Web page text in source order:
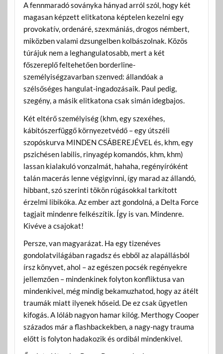
A fennmaradó soványka hányad arról szól, hogy két
magasan képzett elitkatona képtelen kezelni egy
provokatív, ordenáré, szexmániás, drogos némbert,
miközben valami dzsungelben kolbászolnak. Közös
túrájuk nem a leghangulatosabb, mert a két
főszereplő feltehetően borderline-
személyiségzavarban szenved: állandóak a
szélsőséges hangulat-ingadozásaik. Paul pedig,
szegény, a másik elitkatona csak simán idegbajos.
Két eltérő személyiség (khm, egy szexéhes,
kábítószerfüggő környezetvédő – egy útszéli
szopóskurva MINDEN CSÁBEREJÉVEL és, khm, egy
pszichésen labilis, rinyagép komandós, khm, khm)
lassan kialakuló vonzalmát, hahaha, regényíróként
talán macerás lenne végigvinni, így marad az állandó,
hibbant, szó szerinti tökön rúgásokkal tarkított
érzelmi libikóka. Az ember azt gondolná, a Delta Force
tagjait mindenre felkészítik. Így is van. Mindenre.
Kivéve a csajokat!
Persze, van magyarázat. Ha egy tizenéves
gondolatvilágában ragadsz és ebből az alapállásból
írsz könyvet, ahol – az egészen pocsék regényekre
jellemzően – mindenkinek folyton konfliktusa van
mindenkivel, még mindig bekamuzhatod, hogy az átélt
traumák miatt ilyenek hőseid. De ez csak ügyetlen
kifogás. A lóláb nagyon hamar kilóg. Merthogy Cooper
százados már a flashbackekben, a nagy-nagy trauma
előtt is folyton hadakozik és ordibál mindenkivel.